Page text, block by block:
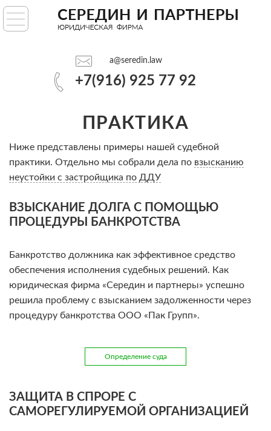
a@seredin.law
+7(916) 925 77 92
ГЛАВНАЯ
ПРАКТИКА
АНАЛИТИКА
О НАС
+7(916) 925 77 92
ПРАКТИКА
Ниже представлены примеры нашей судебной
практики. Отдельно мы собрали дела по взысканию
неустойки с застройщика по ДДУ
ВЗЫСКАНИЕ ДОЛГА С ПОМОЩЬЮ
ПРОЦЕДУРЫ БАНКРОТСТВА
Банкротство должника как эффективное средство
обеспечения исполнения судебных решений. Как
юридическая фирма «Середин и партнеры» успешно
решила проблему с взысканием задолженности через
процедуру банкротства ООО «Пак Групп».
Определение суда
ЗАЩИТА В СПРОРЕ С
САМОРЕГУЛИРУЕМОЙ ОРГАНИЗАЦИЕЙ